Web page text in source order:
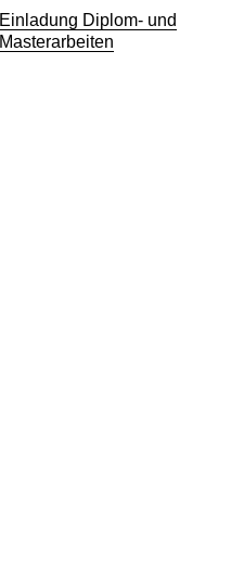
Einladung Diplom- und
Masterarbeiten